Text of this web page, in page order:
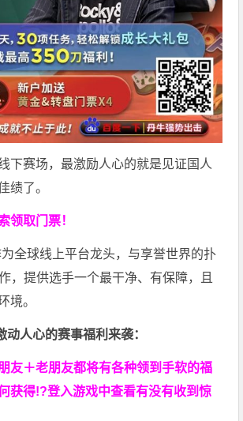
下赛场，最激励人心的就是见证国人
绩了。
领取门票！
全球线上平台龙头，与享誉世界的扑
，提供选手一个最干净、有保障，且
境。
人心的赛事福利来袭：
友＋老朋友都将有各种领到手软的福
获得!?登入游戏中查看有没有收到惊